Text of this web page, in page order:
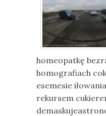
homeopatkę
homografiach
esemesie
rekursem